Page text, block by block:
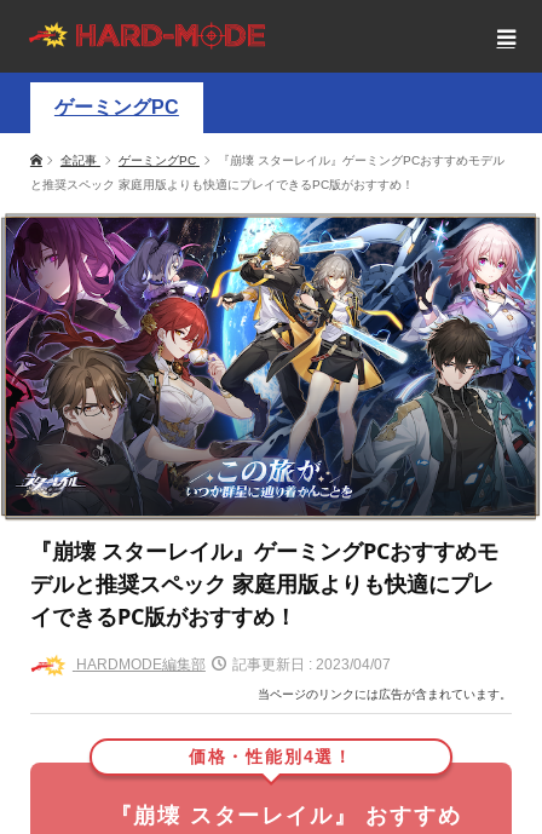
ゲーミングPC
全記事 ゲーミングPC
『崩壊 スターレイル』ゲーミングPCおすすめモデル
と推奨スペック 家庭用版よりも快適にプレイできるPC版がおすすめ！
『崩壊 スターレイル』ゲーミングPCおすすめモ
デルと推奨スペック 家庭用版よりも快適にプレ
イできるPC版がおすすめ！
HARDMODE編集部 記事更新日 : 2023/04/07
当ページのリンクには広告が含まれています。
価格・性能別4選！
『崩壊 スターレイル』 おすすめ